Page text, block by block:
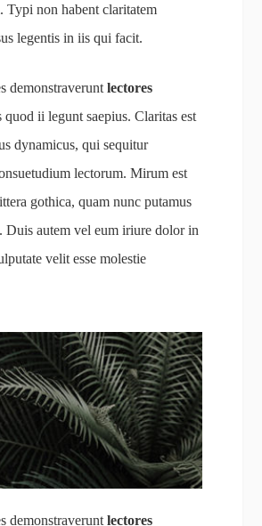
Typi non habent claritatem
legentis in iis qui facit.
demonstraverunt lectores
quod ii legunt saepius. Claritas est
dynamicus, qui sequitur
lectorum. Mirum est
gothica, quam nunc putamus
Duis autem vel eum iriure dolor in
velit esse molestie
demonstraverunt lectores